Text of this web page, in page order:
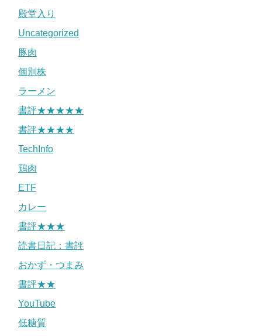
殿堂入り
Uncategorized
豚肉
個別株
ラーメン
書評★★★★★
書評★★★★
TechInfo
鶏肉
ETF
カレー
書評★★★
読書日記：書評
おかず・つまみ
書評★★
YouTube
低糖質